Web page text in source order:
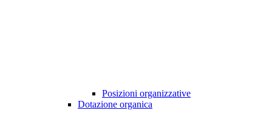
Posizioni organizzative
Dotazione organica